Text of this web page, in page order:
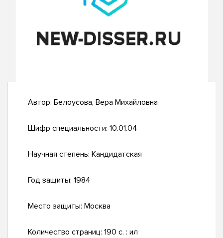
Автор: Белоусова, Вера Михайловна
Шифр специальности: 10.01.04
Научная степень: Кандидатская
Год защиты: 1984
Место защиты: Москва
Количество страниц: 190 c. : ил